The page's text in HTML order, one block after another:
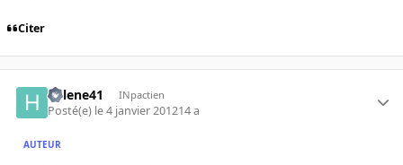
Citer
helene41 INpactien
Posté(e) le 4 janvier 201214 a
AUTEUR